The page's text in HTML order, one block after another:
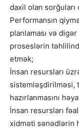
daxil olan sorğuları
Performansın
planlaması və
proseslərin
etmək;
İnsan resursları
sistemləşdirilməsi,
hazırlanmasını
İnsan resursları
xidməti sənədlərin